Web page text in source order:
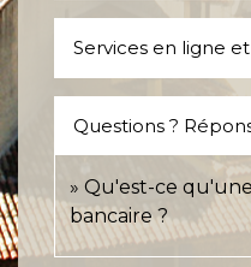
Services en ligne
Questions ?
Qu'est-ce
bancaire ?